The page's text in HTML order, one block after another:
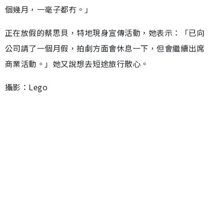
個幾月，一毫子都冇。」
正在放假的蔡思貝，特地現身宣傳活動，她表示：「已向
公司請了一個月假，拍劇方面會休息一下，但會繼續出席
商業活動。」她又說想去短途旅行散心。
攝影：Lego